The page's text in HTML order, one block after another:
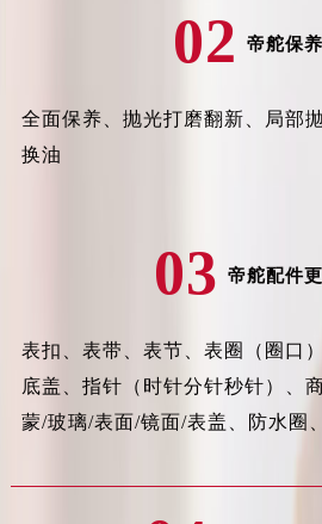
02 帝舵保
全面保养、抛光打磨翻新、局部
换油
03 帝舵配件
表扣、表带、表节、表圈（圈口
底盖、指针（时针分针秒针）、
蒙/玻璃/表面/镜面/表盖、防水圈